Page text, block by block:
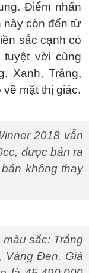
Điểm nhấn
này còn đến từ
sắc cạnh có
vời cùng
Xanh, Trắng,
mặt thị giác.
2018 vẫn
được bán ra
không thay
sắc: Trắng
Vàng Đen. Giá